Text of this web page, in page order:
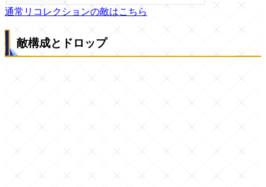
通常リコレクションの敵はこちら
敵構成とドロップ